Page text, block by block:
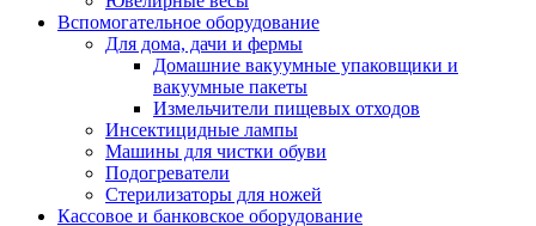
Вспомогательное оборудование
Для дома, дачи и фермы
Домашние вакуумные упаковщики и
вакуумные пакеты
Измельчители пищевых отходов
Инсектицидные лампы
Машины для чистки обуви
Подогреватели
Стерилизаторы для ножей
Кассовое и банковское оборудование